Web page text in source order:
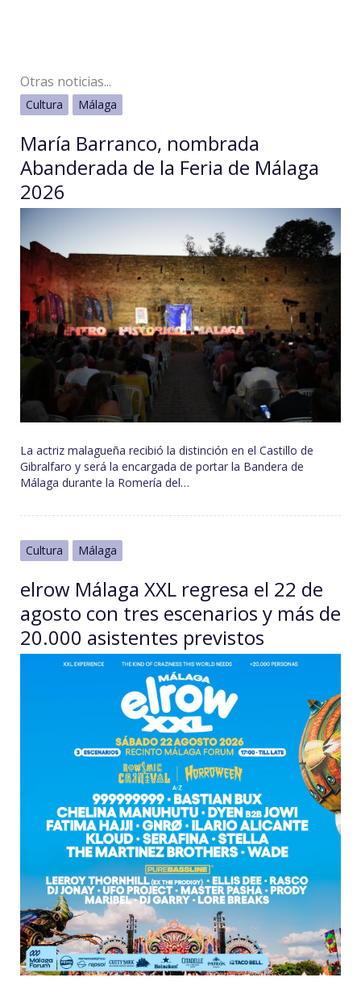
Otras noticias...
Cultura Málaga
María Barranco, nombrada
Abanderada de la Feria de Málaga
2026
La actriz malagueña recibió la distinción en el Castillo de
Gibralfaro y será la encargada de portar la Bandera de
Málaga durante la Romería del…
Cultura Málaga
elrow Málaga XXL regresa el 22 de
agosto con tres escenarios y más de
20.000 asistentes previstos